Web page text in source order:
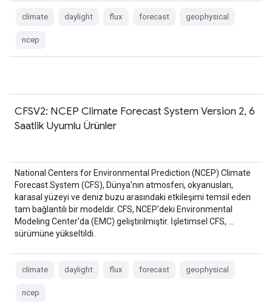
climate daylight flux forecast geophysical
ncep
CFSV2: NCEP Climate Forecast System Version 2, 6
Saatlik Uyumlu Ürünler
National Centers for Environmental Prediction (NCEP) Climate
Forecast System (CFS), Dünya'nın atmosferi, okyanusları,
karasal yüzeyi ve deniz buzu arasındaki etkileşimi temsil eden
tam bağlantılı bir modeldir. CFS, NCEP'deki Environmental
Modeling Center'da (EMC) geliştirilmiştir. İşletimsel CFS, …
sürümüne yükseltildi.
climate daylight flux forecast geophysical
ncep